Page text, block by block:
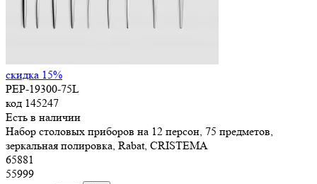
скидка 15%
PEP-19300-75L
код 145247
Есть в наличии
Набор столовых приборов на 12 персон, 75 предметов,
зеркальная полировка, Rabat, CRISTEMA
65881
55999